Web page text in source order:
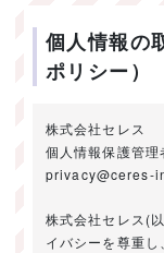
個人情報の
ポリシー）
株式会社セレス
個人情報保護管理
privacy@ceres-
株式会社セレス(
イバシーを尊重